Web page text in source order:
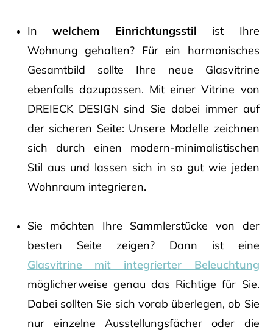
Inwelchem Einrichtungsstil ist Ihre
Wohnung gehalten? Für ein harmonisches
Gesamtbild sollte Ihre neue Glasvitrine
ebenfalls dazupassen. Mit einer Vitrine von
DREIECK DESIGN sind Sie dabei immer auf
der sicheren Seite: Unsere Modelle zeichnen
sich durch einen modern-minimalistischen
Stil aus und lassen sich in so gut wie jeden
Wohnraum integrieren.
Sie möchten Ihre Sammlerstücke von der
besten Seite zeigen? Dann ist eine
Glasvitrine mit integrierter Beleuchtung
möglicherweise genau das Richtige für Sie.
Dabei sollten Sie sich vorab überlegen, ob Sie
nur einzelne Ausstellungsfächer oder die